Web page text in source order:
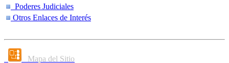
Poderes Judiciales
Otros Enlaces de Interés
Mapa del Sitio